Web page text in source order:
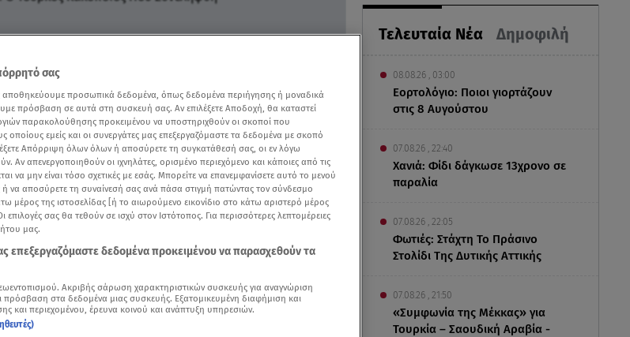
Τελευταία Νέα Δημοφιλή
08.08.26 , 03:00
Εορτολόγιο: Ποιοι γιορτάζουν
στις 8 Αυγούστου
07.08.26 , 22:40
Χανιά: Φίδι δάγκωσε 13χρονο σε
παραλία
07.08.26 , 22:05
Φωτιές: Στάχτη Το Πράσινο
Στολίδι Της Δυτικής Αττικής
07.08.26 , 21:50
«Συμφωνία της Μέκκας» για
Τουρκία – Σαουδική Αραβία -
Μαστραντωνάκη στο κεντρικό δελτίο ειδήσεων του Star
άρθρα μας στα αποτελέσματα αναζήτησης
σας
αποθηκεύουμε προσωπικά δεδομένα, όπως δεδομένα περιήγησης ή μοναδικά
πρόσβαση σε αυτά στη συσκευή σας. Αν επιλέξετε Αποδοχή, θα καταστεί
παρακολούθησης προκειμένου να υποστηριχθούν οι σκοποί που
οποίους εμείς και οι συνεργάτες μας επεξεργαζόμαστε τα δεδομένα με σκοπό
Απόρριψη όλων όλων ή αποσύρετε τη συγκατάθεσή σας, οι εν λόγω
Αν απενεργοποιηθούν οι ιχνηλάτες, ορισμένο περιεχόμενο και κάποιες από τις
να μην είναι τόσο σχετικές με εσάς. Μπορείτε να επανεμφανίσετε αυτό το μενού
ή να αποσύρετε τη συναίνεσή σας ανά πάσα στιγμή πατώντας τον σύνδεσμο
μέρος της ιστοσελίδας [ή το αιωρούμενο εικονίδιο στο κάτω αριστερό μέρος
επιλογές σας θα τεθούν σε ισχύ στον Ιστότοπος. Για περισσότερες λεπτομέρειες
μας.
επεξεργαζόμαστε δεδομένα προκειμένου να παρασχεθούν τα
Ακριβής σάρωση χαρακτηριστικών συσκευής για αναγνώριση
στα δεδομένα μιας συσκευής. Εξατομικευμένη διαφήμιση και
και περιεχομένου, έρευνα κοινού και ανάπτυξη υπηρεσιών.